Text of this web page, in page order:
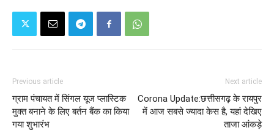
Previous article
ग्राम पंचायत में सिंगल यूज प्लास्टिक
मुक्त बनाने के लिए बर्तन बैंक का किया
गया शुभारंभ
Next article
Corona Update:छत्तीसगढ़ के रायपुर
में आज सबसे ज्यादा केस है, यहां देखिए
ताजा आंकड़े